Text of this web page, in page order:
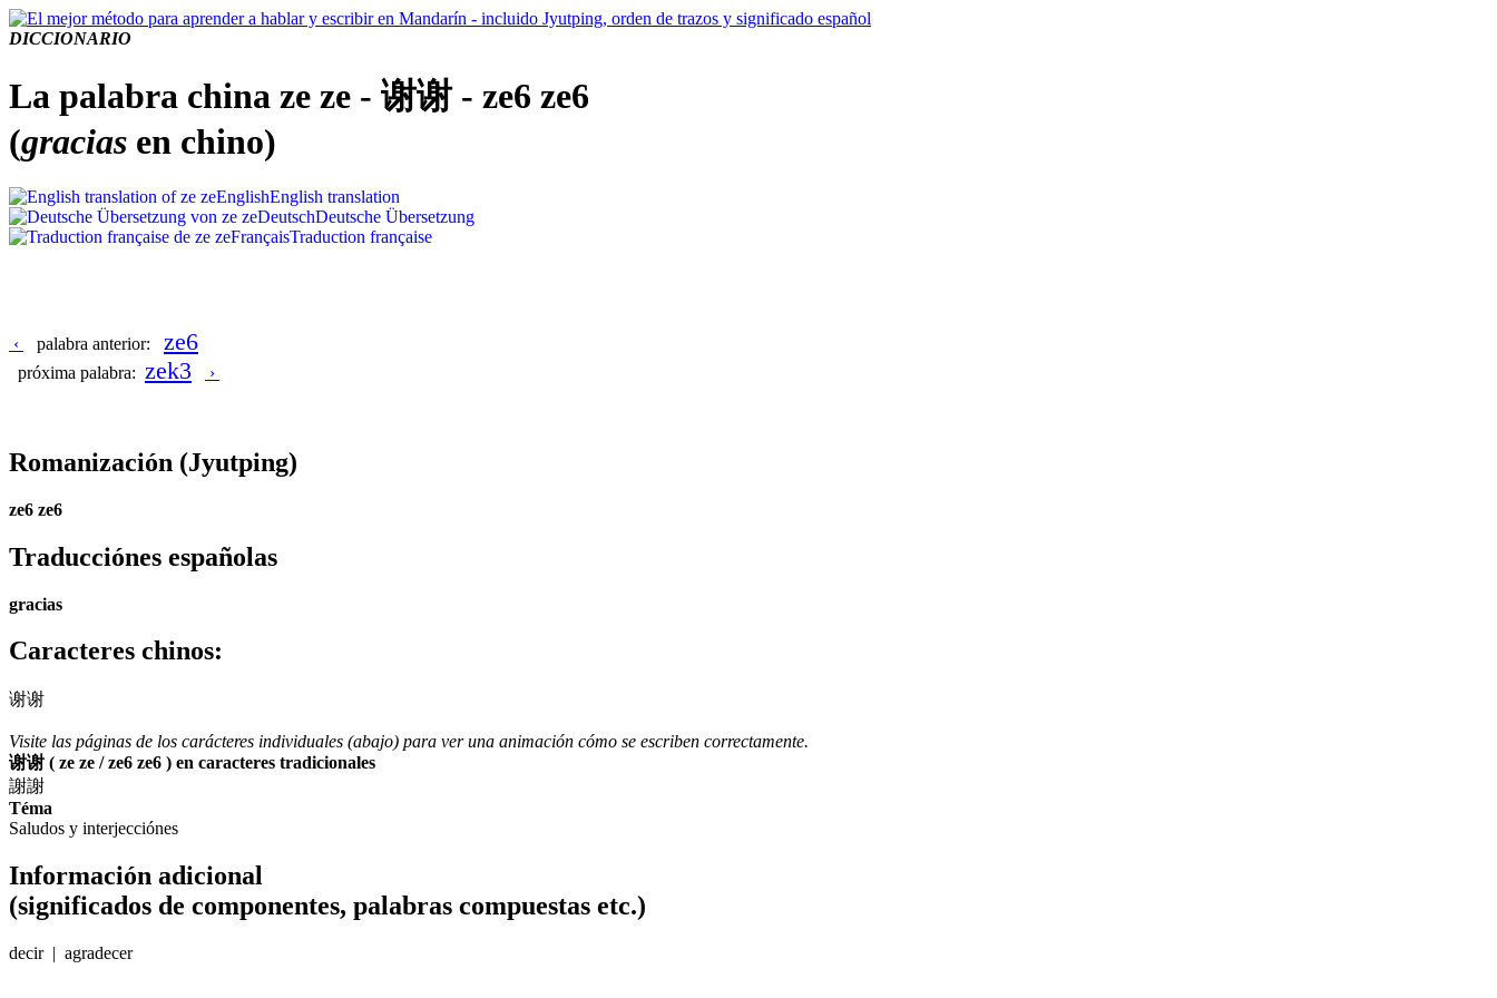
DICCIONARIO
La palabra china ze ze - 谢谢 - ze6 ze6
(gracias en chino)
EnglishEnglish translation
DeutschDeutsche Übersetzung
FrançaisTraduction française
‹ palabra anterior: ze6
próxima palabra: zek3 ›
Romanización (Jyutping)
ze6 ze6
Traducciónes españolas
gracias
Caracteres chinos:
谢谢
Visite las páginas de los carácteres individuales (abajo) para ver una animación cómo se escriben correctamente.
谢谢 ( ze ze / ze6 ze6 ) en caracteres tradicionales
謝謝
Téma
Saludos y interjecciónes
Información adicional
(significados de componentes, palabras compuestas etc.)
decir | agradecer